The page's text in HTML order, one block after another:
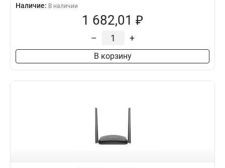
Наличие: В наличии
1 682,01 ₽
– +
В корзину